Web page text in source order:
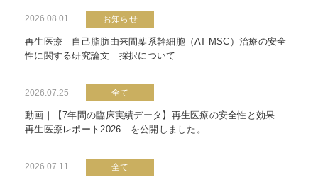
2026.08.01 お知らせ
再生医療｜自己脂肪由来間葉系幹細胞（AT-MSC）治療の安全
性に関する研究論文 採択について
2026.07.25 全て
動画｜【7年間の臨床実績データ】再生医療の安全性と効果｜
再生医療レポート2026 を公開しました。
2026.07.11 全て